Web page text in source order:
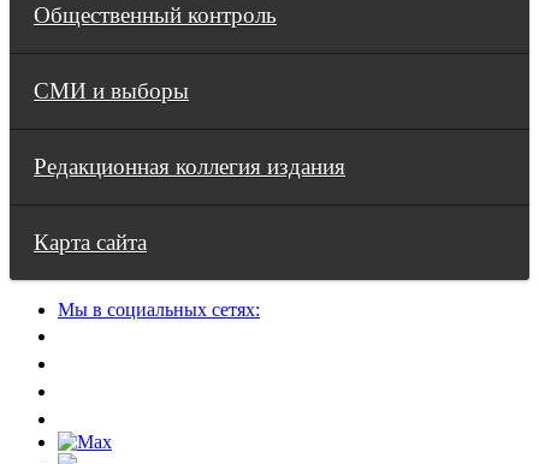
Общественный контроль
СМИ и выборы
Редакционная коллегия издания
Карта сайта
Мы в социальных сетях: